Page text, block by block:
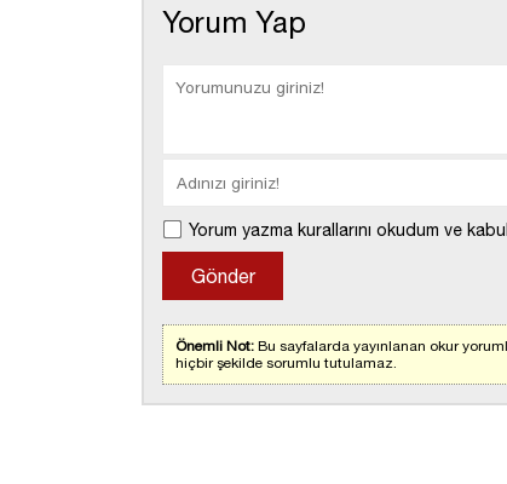
Yorum Yap
Yorum yazma kurallarını okudum ve
Önemli Not: Bu sayfalarda yayınlanan okur
hiçbir şekilde sorumlu tutulamaz.